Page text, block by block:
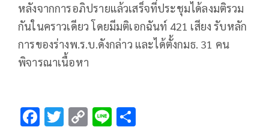
หลังจากการอภิปรายแล้วเสร็จที่ประชุมได้ลงมติรวม
กันในคราวเดียว โดยมีมติเอกฉันท์ 421 เสียง รับหลัก
การของร่างพ.ร.บ.ดังกล่าว และได้ตั้งกมธ. 31 คน
พิจารณาเนื้อหา
F T C Li